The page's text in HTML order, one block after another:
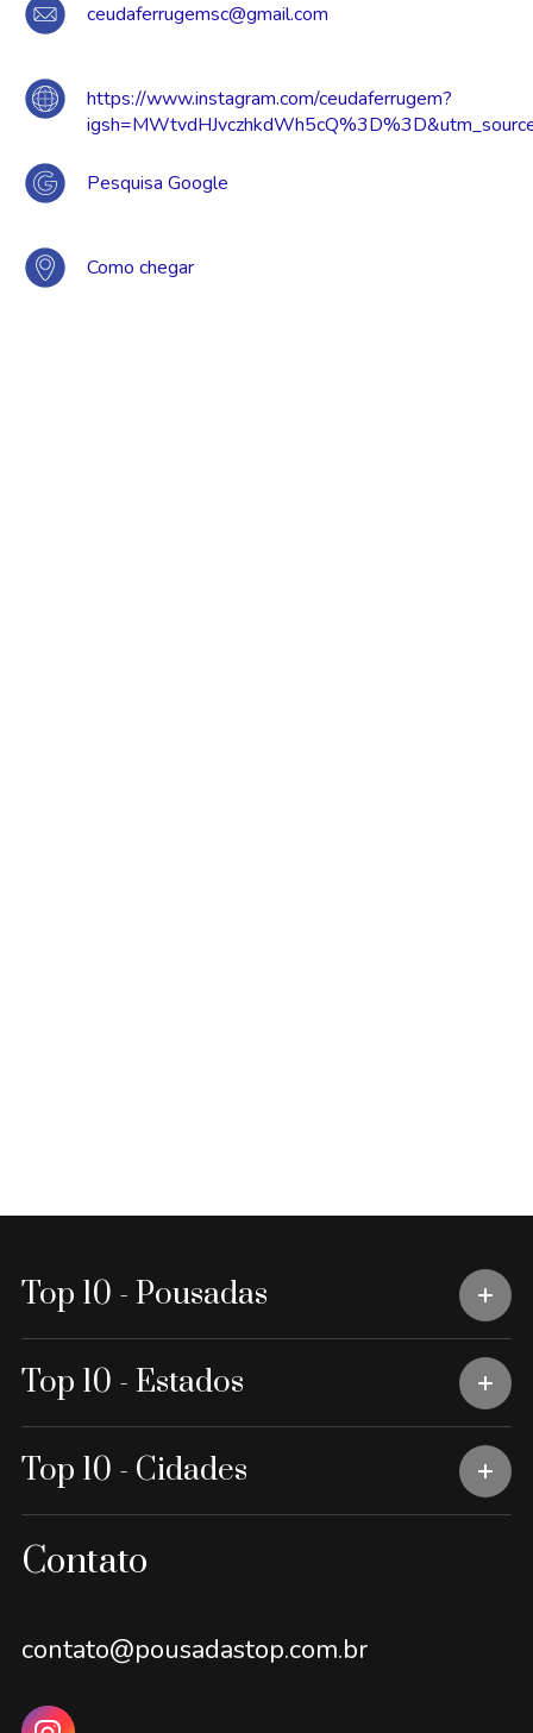
ceudaferrugemsc@gmail.com
https://www.instagram.com/ceudaferrugem?
Pesquisa Google
Como chegar
Top 10 - Pousadas
Top 10 - Estados
Top 10 - Cidades
Contato
contato@pousadastop.com.br